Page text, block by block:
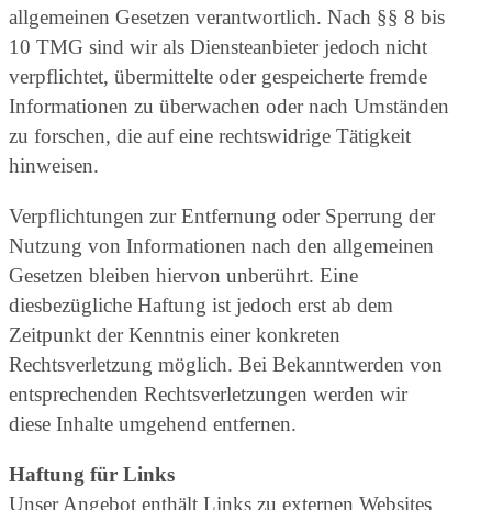
allgemeinen Gesetzen verantwortlich. Nach §§ 8 bis
10 TMG sind wir als Diensteanbieter jedoch nicht
verpflichtet, übermittelte oder gespeicherte fremde
Informationen zu überwachen oder nach Umständen
zu forschen, die auf eine rechtswidrige Tätigkeit
hinweisen.
Verpflichtungen zur Entfernung oder Sperrung der
Nutzung von Informationen nach den allgemeinen
Gesetzen bleiben hiervon unberührt. Eine
diesbezügliche Haftung ist jedoch erst ab dem
Zeitpunkt der Kenntnis einer konkreten
Rechtsverletzung möglich. Bei Bekanntwerden von
entsprechenden Rechtsverletzungen werden wir
diese Inhalte umgehend entfernen.
Haftung für Links
Unser Angebot enthält Links zu externen Websites